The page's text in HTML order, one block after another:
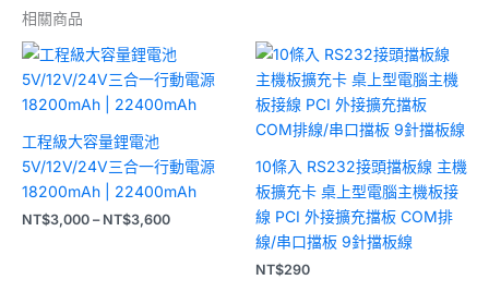
相關商品
工程級大容量鋰電池
5V/12V/24V三合一行動電源
18200mAh | 22400mAh
NT$3,000 – NT$3,600
價
格
範
圍：
10條入 RS232接頭擋板線 主機
板擴充卡 桌上型電腦主機板接
線 PCI 外接擴充擋板 COM排
線/串口擋板 9針擋板線
NT$290